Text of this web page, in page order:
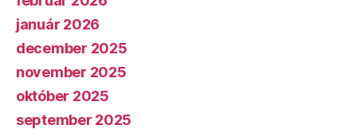
január 2026
december 2025
november 2025
október 2025
september 2025